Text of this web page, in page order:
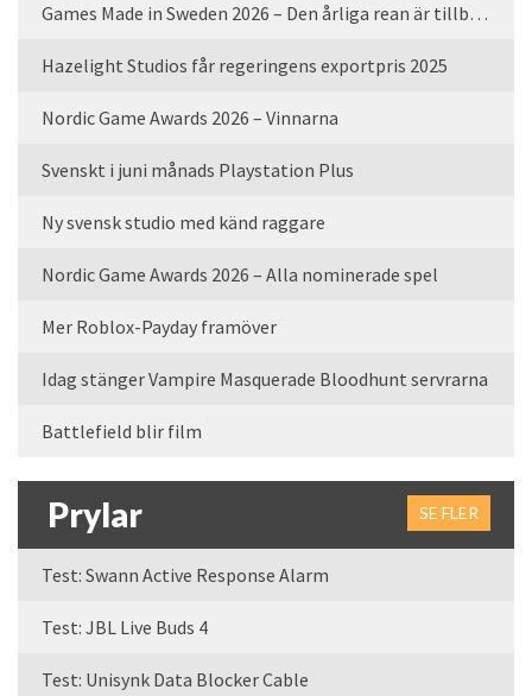
Games Made in Sweden 2026 – Den årliga rean är tillbaka
Hazelight Studios får regeringens exportpris 2025
Nordic Game Awards 2026 – Vinnarna
Svenskt i juni månads Playstation Plus
Ny svensk studio med känd raggare
Nordic Game Awards 2026 – Alla nominerade spel
Mer Roblox-Payday framöver
Idag stänger Vampire Masquerade Bloodhunt servrarna
Battlefield blir film
Prylar SE FLER
Test: Swann Active Response Alarm
Test: JBL Live Buds 4
Test: Unisynk Data Blocker Cable